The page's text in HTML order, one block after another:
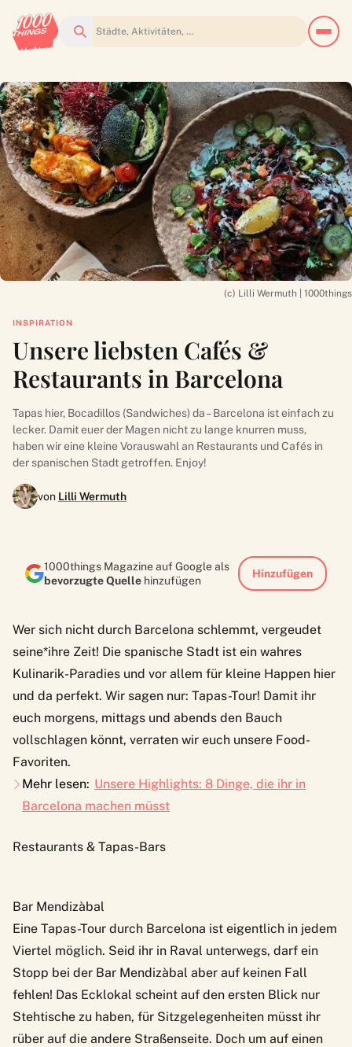
Suchen
(c) Lilli Wermuth | 1000things
INSPIRATION
Unsere liebsten Cafés &
Restaurants in Barcelona
Tapas hier, Bocadillos (Sandwiches) da – Barcelona ist einfach zu
lecker. Damit euer der Magen nicht zu lange knurren muss,
haben wir eine kleine Vorauswahl an Restaurants und Cafés in
der spanischen Stadt getroffen. Enjoy!
von Lilli Wermuth
1000things Magazine auf Google als
bevorzugte Quelle hinzufügen
Hinzufügen
Wer sich nicht durch Barcelona schlemmt, vergeudet
seine*ihre Zeit! Die spanische Stadt ist ein wahres
Kulinarik-Paradies und vor allem für kleine Happen hier
und da perfekt. Wir sagen nur: Tapas-Tour! Damit ihr
euch morgens, mittags und abends den Bauch
vollschlagen könnt, verraten wir euch unsere Food-
Favoriten.
Mehr lesen: Unsere Highlights: 8 Dinge, die ihr in
Barcelona machen müsst
Restaurants & Tapas-Bars
Bar Mendizàbal
Eine Tapas-Tour durch Barcelona ist eigentlich in jedem
Viertel möglich. Seid ihr in Raval unterwegs, darf ein
Stopp bei der Bar Mendizàbal aber auf keinen Fall
fehlen! Das Ecklokal scheint auf den ersten Blick nur
Stehtische zu haben, für Sitzgelegenheiten müsst ihr
rüber auf die andere Straßenseite. Doch um auf einen